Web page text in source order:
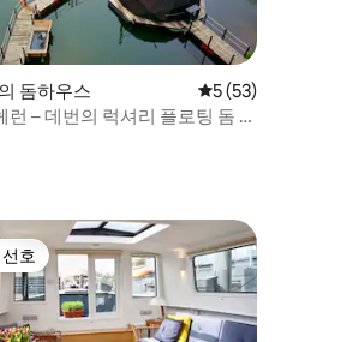
58개
돔하우스 평점 5점(5점 만점
5 (53)
런 – 데번의 럭셔리 플로팅 돔 숙
선호
호